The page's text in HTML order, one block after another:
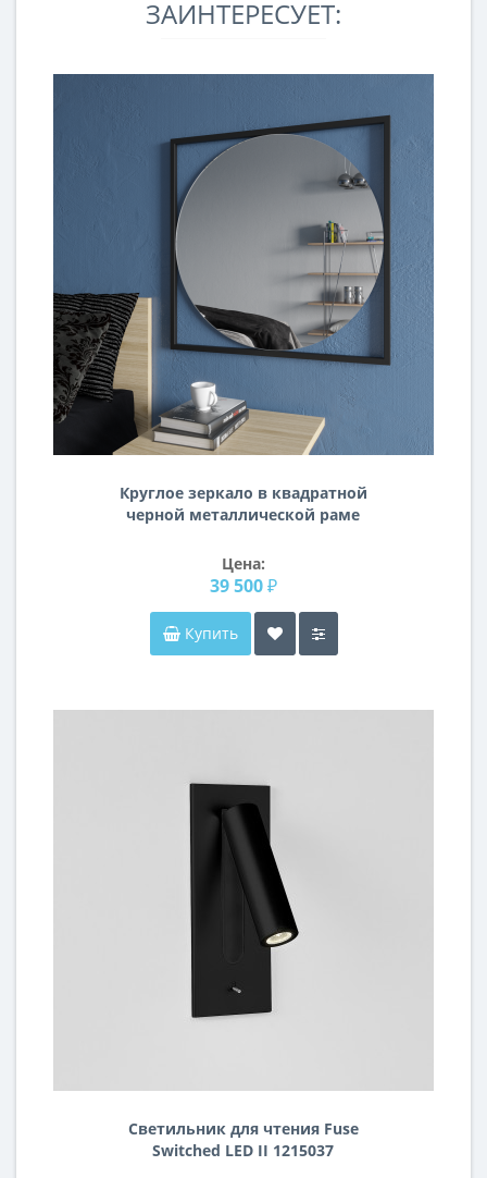
ЗАИНТЕРЕСУЕТ:
Круглое зеркало в квадратной
черной металлической раме
Цена:
39 500 ₽
Купить
Светильник для чтения Fuse
Switched LED II 1215037